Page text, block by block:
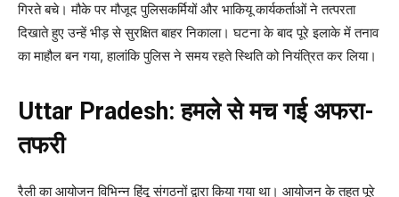
गिरते बचे। मौके पर मौजूद पुलिसकर्मियों और भाकियू कार्यकर्ताओं ने तत्परता
दिखाते हुए उन्हें भीड़ से सुरक्षित बाहर निकाला। घटना के बाद पूरे इलाके में तनाव
का माहौल बन गया, हालांकि पुलिस ने समय रहते स्थिति को नियंत्रित कर लिया।
Uttar Pradesh: हमले से मच गई अफरा-
तफरी
रैली का आयोजन विभिन्न हिंदू संगठनों द्वारा किया गया था। आयोजन के तहत पूरे